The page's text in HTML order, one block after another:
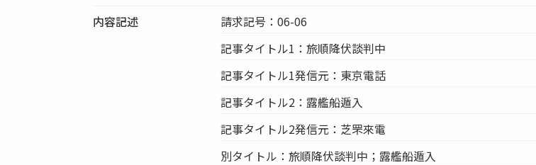
内容記述
請求記号：06-06
記事タイトル1：旅順降伏談判中
記事タイトル1発信元：東京電話
記事タイトル2：露艦船遁入
記事タイトル2発信元：芝罘來電
別タイトル：旅順降伏談判中；露艦船遁入